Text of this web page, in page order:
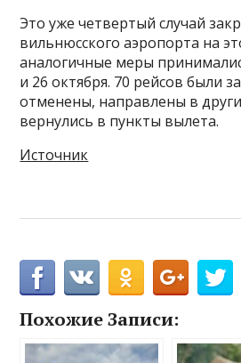
Это уже четвертый случай
вильнюсского аэропорта на
аналогичные меры
и 26 октября. 70 рейсов были
отменены, направлены в
вернулись в пункты вылета.
Источник
Похожие Записи: